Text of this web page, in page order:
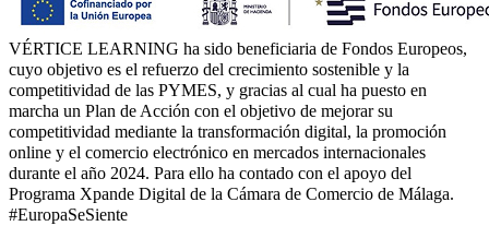
VÉRTICE LEARNING ha sido beneficiaria de Fondos Europeos,
cuyo objetivo es el refuerzo del crecimiento sostenible y la
competitividad de las PYMES, y gracias al cual ha puesto en
marcha un Plan de Acción con el objetivo de mejorar su
competitividad mediante la transformación digital, la promoción
online y el comercio electrónico en mercados internacionales
durante el año 2024. Para ello ha contado con el apoyo del
Programa Xpande Digital de la Cámara de Comercio de Málaga.
#EuropaSeSiente